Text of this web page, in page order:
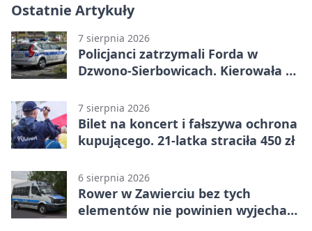
Ostatnie Artykuły
7 sierpnia 2026
Policjanci zatrzymali Forda w
Dzwono-Sierbowicach. Kierowała po
7 sierpnia 2026
Bilet na koncert i fałszywa ochrona
kupującego. 21-latka straciła 450 zł
6 sierpnia 2026
Rower w Zawierciu bez tych
elementów nie powinien wyjechać